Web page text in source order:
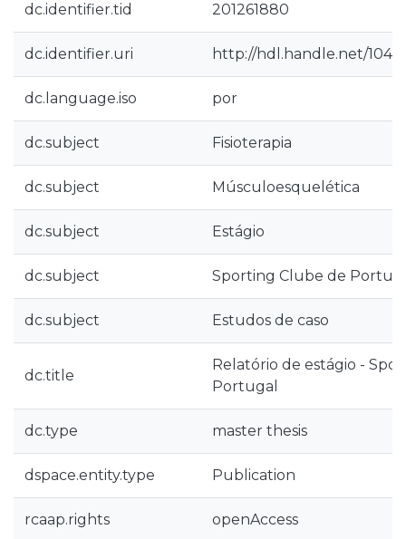
dc.identifier.tid 201261880
dc.identifier.uri http://hdl.handle.net/
dc.language.iso por
dc.subject Fisioterapia
dc.subject Músculoesquelética
dc.subject Estágio
dc.subject Sporting Clube de
dc.subject Estudos de caso
dc.title
Relatório de estágio -
Portugal
dc.type master thesis
dspace.entity.type Publication
rcaap.rights openAccess